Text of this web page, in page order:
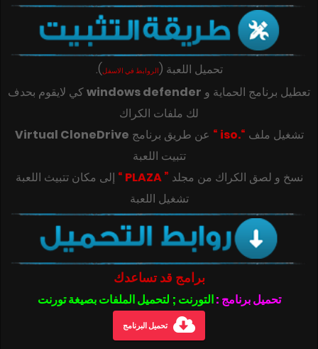
تحميل اللعبة (الروابط في الاسفل)
.
تعطيل برنامج الحماية و windows defenderكي لايقوم بحدف
لك ملفات الكراك
تشغيل ملف “.iso “ عن طريق برنامج Virtual CloneDrive
تتبيت اللعبة
‎‫نسخ و لصق الكراك من مجلد ” PLAZA “
تشغيل اللعبة
برامج قد تساعدك
تحميل برنامج :التورنت ; لتحميل الملفات بصيغة تورنت
تحميل البرنامج